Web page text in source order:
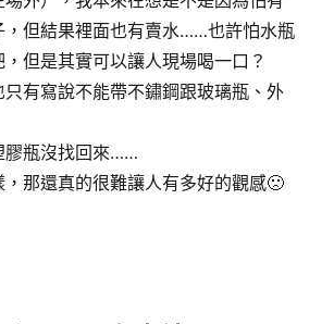
，但結果裡面也有賣水……也許怕水瓶
但是其實可以讓人現場喝一口？
有寫說不能帶不鏽鋼跟玻璃瓶、外
膠瓶沒找回來……
那還真的很難讓人有多好的觀感🙁